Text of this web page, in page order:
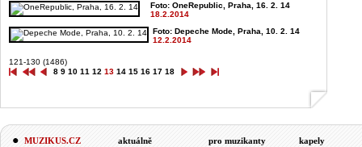
Foto: OneRepublic, Praha, 16. 2. 14
18.2.2014
Foto: Depeche Mode, Praha, 10. 2. 14
12.2.2014
121-130 (1486)
8 9 10 11 12 13 14 15 16 17 18
MUZIKUS.CZ
aktuálně
pro muzikanty
kapely